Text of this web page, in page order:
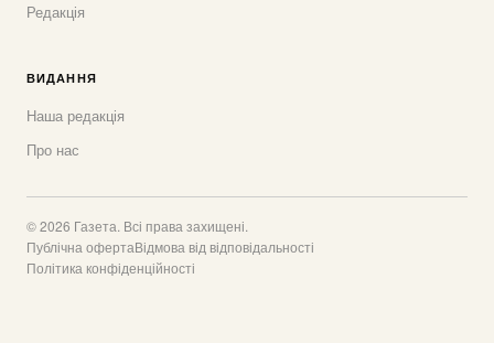
Редакція
ВИДАННЯ
Наша редакція
Про нас
© 2026 Газета. Всі права захищені.
Публічна офертаВідмова від відповідальності
Політика конфіденційності